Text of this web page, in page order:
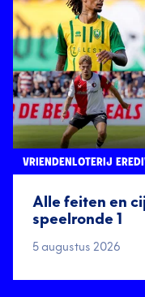
Alle feiten en
speelronde 1
VRIENDENLOTERIJ
5 augustus 2026